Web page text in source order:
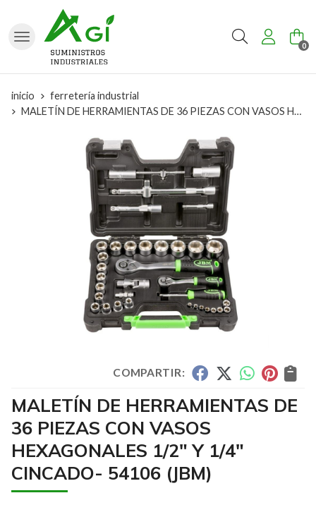
Buscar 0
inicio
ferretería industrial
MALETÍN DE HERRAMIENTAS DE 36 PIEZAS CON VASOS HEXAGONALES 1/2" Y 1/4" CINCADO- 54106
COMPARTIR:
MALETÍN DE HERRAMIENTAS DE
36 PIEZAS CON VASOS
HEXAGONALES 1/2" Y 1/4"
CINCADO- 54106 (JBM)